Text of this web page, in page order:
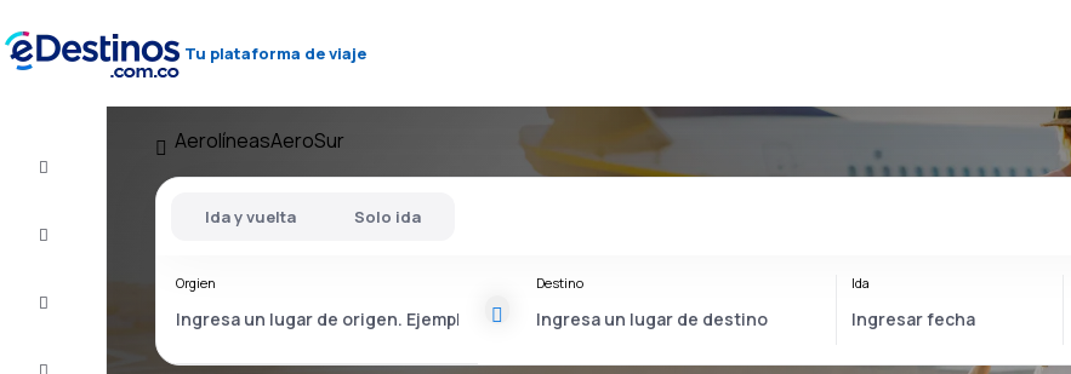
Tu plataforma de viaje
AerolíneasAeroSur
Ida y vuelta Solo ida
Orgien Destino Ida